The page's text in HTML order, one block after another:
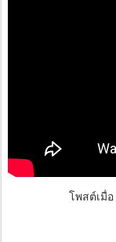
โพสต์เมื่อ